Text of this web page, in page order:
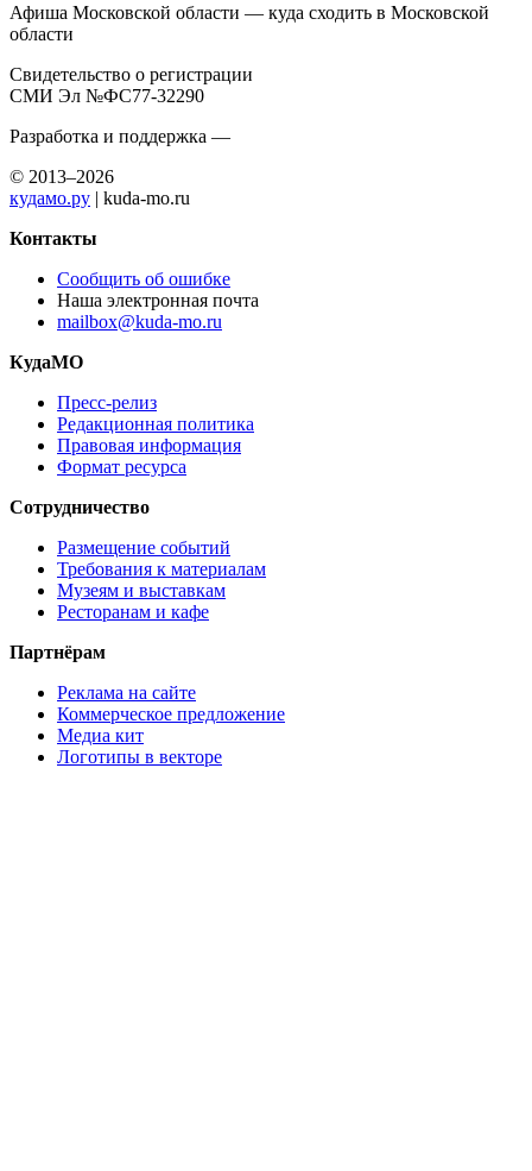
Афиша Московской области — куда сходить в Московской
области
Свидетельство о регистрации
СМИ Эл №ФС77-32290
Разработка и поддержка —
© 2013–2026
кудамо.ру | kuda-mo.ru
Контакты
Сообщить об ошибке
Наша электронная почта
mailbox@kuda-mo.ru
КудаМО
Пресс-релиз
Редакционная политика
Правовая информация
Формат ресурса
Сотрудничество
Размещение событий
Требования к материалам
Музеям и выставкам
Ресторанам и кафе
Партнёрам
Реклама на сайте
Коммерческое предложение
Медиа кит
Логотипы в векторе